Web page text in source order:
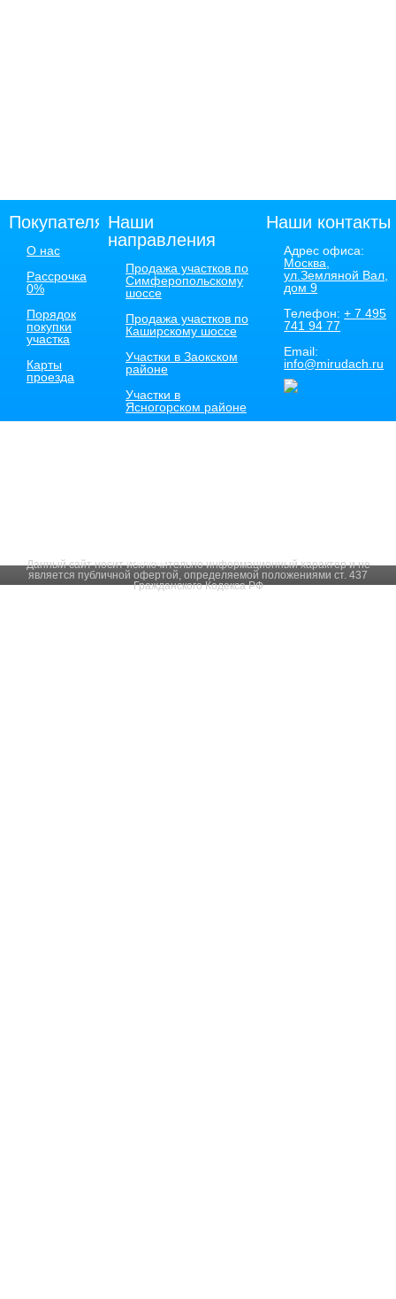
Покупателям
О нас
Рассрочка
0%
Порядок
покупки
участка
Карты
проезда
Наши
направления
Продажа участков по
Симферопольскому
шоссе
Продажа участков по
Каширскому шоссе
Участки в Заокском
районе
Участки в
Ясногорском районе
участки
Наши контакты
Адрес офиса:
Москва,
ул.Земляной Вал,
дом 9
Телефон: + 7495
741 94 77
Email:
info@mirudach.ru
Данный сайт носит исключительно информационный характер и не
является публичной офертой, определяемой положениями ст. 437
Гражданского Кодекса РФ